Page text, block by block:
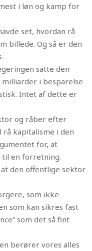
i løn og kamp for
set, hvordan rå
billede. Og så er den
satte den
i besparelse
Intet af dette er
og råber efter
kapitalisme i den
for, at
til en forretning.
at den offentlige sektor
som ikke
som kan sikres fast
som det så fint
berører vores alles